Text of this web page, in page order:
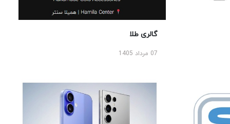
گالری طلا
07 مرداد 1405